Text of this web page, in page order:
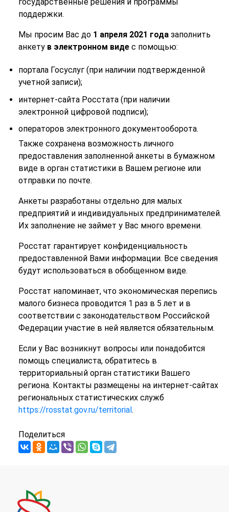
государственные решения и программы
поддержки.
Мы просим Вас до 1 апреля 2021 годазаполнить
анкету в электронном виде с помощью:
портала Госуслуг (при наличии подтвержденной
учетной записи);
интернет-сайта Росстата (при наличии
электронной цифровой подписи);
операторов электронного документооборота.
Также сохранена возможность личного
предоставления заполненной анкеты в бумажном
виде в орган статистики в Вашем регионе или
отправки по почте.
Анкеты разработаны отдельно для малых
предприятий и индивидуальных предпринимателей.
Их заполнение не займет у Вас много времени.
Росстат гарантирует конфиденциальность
предоставленной Вами информации. Все сведения
будут использоваться в обобщенном виде.
Росстат напоминает, что экономическая перепись
малого бизнеса проводится 1 раз в 5 лет и в
соответствии с законодательством Российской
Федерации участие в ней является обязательным.
Если у Вас возникнут вопросы или понадобится
помощь специалиста, обратитесь в
территориальный орган статистики Вашего
региона. Контакты размещены на интернет-сайтах
региональных статистических служб
https://rosstat.gov.ru/territorial .
Поделиться